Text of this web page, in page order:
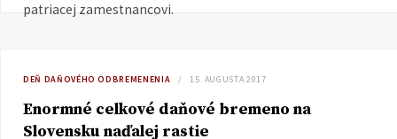
patriacej zamestnancovi.
DEŇ DAŇOVÉHO ODBREMENENIA 15. AUGUSTA 2017
Enormné celkové daňové bremeno na
Slovensku naďalej rastie